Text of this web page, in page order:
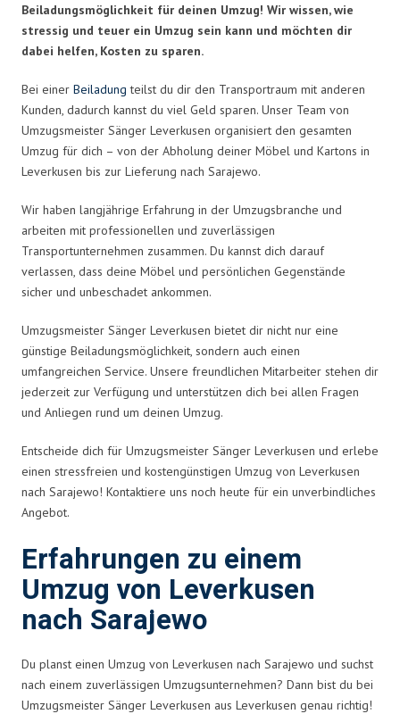
Beiladungsmöglichkeit für deinen Umzug! Wir wissen, wie
stressig und teuer ein Umzug sein kann und möchten dir
dabei helfen, Kosten zu sparen.
Bei einer Beiladung teilst du dir den Transportraum mit anderen
Kunden, dadurch kannst du viel Geld sparen. Unser Team von
Umzugsmeister Sänger Leverkusen organisiert den gesamten
Umzug für dich – von der Abholung deiner Möbel und Kartons in
Leverkusen bis zur Lieferung nach Sarajewo.
Wir haben langjährige Erfahrung in der Umzugsbranche und
arbeiten mit professionellen und zuverlässigen
Transportunternehmen zusammen. Du kannst dich darauf
verlassen, dass deine Möbel und persönlichen Gegenstände
sicher und unbeschadet ankommen.
Umzugsmeister Sänger Leverkusen bietet dir nicht nur eine
günstige Beiladungsmöglichkeit, sondern auch einen
umfangreichen Service. Unsere freundlichen Mitarbeiter stehen dir
jederzeit zur Verfügung und unterstützen dich bei allen Fragen
und Anliegen rund um deinen Umzug.
Entscheide dich für Umzugsmeister Sänger Leverkusen und erlebe
einen stressfreien und kostengünstigen Umzug von Leverkusen
nach Sarajewo! Kontaktiere uns noch heute für ein unverbindliches
Angebot.
Erfahrungen zu einem
Umzug von Leverkusen
nach Sarajewo
Du planst einen Umzug von Leverkusen nach Sarajewo und suchst
nach einem zuverlässigen Umzugsunternehmen? Dann bist du bei
Umzugsmeister Sänger Leverkusen aus Leverkusen genau richtig!